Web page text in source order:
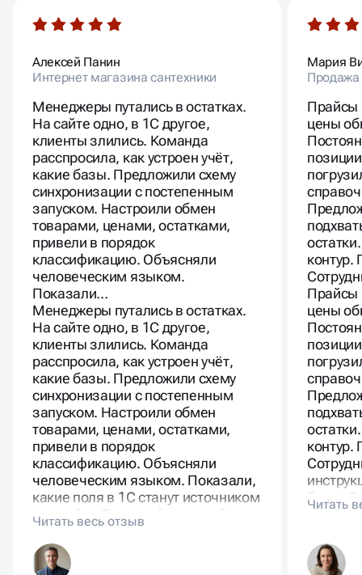
Алексей Панин
Интернет магазина сантехники
Менеджеры путались в остатках.
На сайте одно, в 1С другое,
клиенты злились. Команда
расспросила, как устроен учёт,
какие базы. Предложили схему
синхронизации с постепенным
запуском. Настроили обмен
товарами, ценами, остатками,
привели в порядок
классификацию. Объясняли
человеческим языком.
Показали…
Менеджеры путались в остатках.
На сайте одно, в 1С другое,
клиенты злились. Команда
расспросила, как устроен учёт,
какие базы. Предложили схему
синхронизации с постепенным
запуском. Настроили обмен
товарами, ценами, остатками,
привели в порядок
классификацию. Объясняли
человеческим языком. Показали,
какие поля в 1С станут источником
для сайта. Тестовый период без
провалов. Менеджеры не тратят
время на ручные правки. Клиентов
не отменяют по наличию.
Мария
Продажа
Прайсы
цены
контур.
Прайсы
цены
контур.
базы.